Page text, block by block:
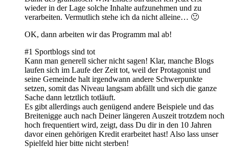
wieder in der Lage solche Inhalte aufzunehmen und zu
verarbeiten. Vermutlich stehe ich da nicht alleine… 🙂
OK, dann arbeiten wir das Programm mal ab!
#1 Sportblogs sind tot
Kann man generell sicher nicht sagen! Klar, manche Blogs
laufen sich im Laufe der Zeit tot, weil der Protagonist und
seine Gemeinde halt irgendwann andere Schwerpunkte
setzen, somit das Niveau langsam abfällt und sich die ganze
Sache dann letztlich totläuft.
Es gibt allerdings auch genügend andere Beispiele und das
Breitenigge auch nach Deiner längeren Auszeit trotzdem noch
hoch frequentiert wird, zeigt, dass Du dir in den 10 Jahren
davor einen gehörigen Kredit erarbeitet hast! Also lass unser
Spielfeld hier bitte nicht sterben!